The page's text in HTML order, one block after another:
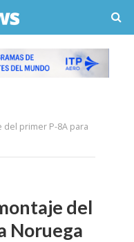
del primer P-8A para
del
Noruega